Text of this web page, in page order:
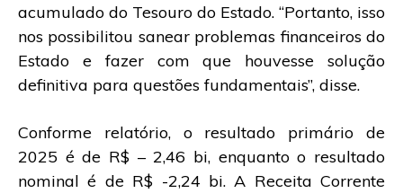
acumulado do Tesouro do Estado. “Portanto, isso
nos possibilitou sanear problemas financeiros do
Estado e fazer com que houvesse solução
definitiva para questões fundamentais”, disse.
Conforme relatório, o resultado primário de
2025 é de R$ – 2,46 bi, enquanto o resultado
nominal é de R$ -2,24 bi. A Receita Corrente